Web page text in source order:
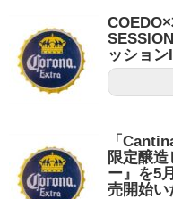
ッショ
「
限定醸
ー』を5
売開始い